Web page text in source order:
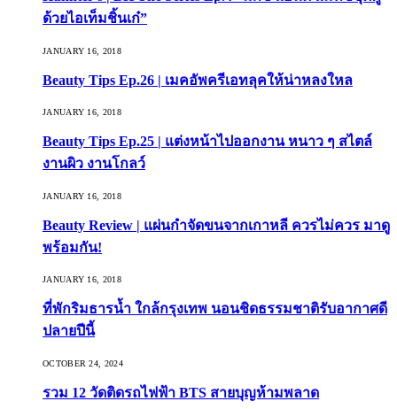
ด้วยไอเท็มชิ้นเก๋”
JANUARY 16, 2018
Beauty Tips Ep.26 | เมคอัพครีเอทลุคให้น่าหลงใหล
JANUARY 16, 2018
Beauty Tips Ep.25 | แต่งหน้าไปออกงาน หนาว ๆ สไตล์
งานผิว งานโกลว์
JANUARY 16, 2018
Beauty Review | แผ่นกำจัดขนจากเกาหลี ควรไม่ควร มาดู
พร้อมกัน!
JANUARY 16, 2018
ที่พักริมธารน้ำ ใกล้กรุงเทพ นอนชิดธรรมชาติรับอากาศดี
ปลายปีนี้
OCTOBER 24, 2024
รวม 12 วัดติดรถไฟฟ้า BTS สายบุญห้ามพลาด